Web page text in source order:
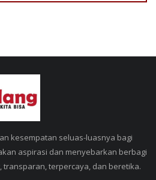
kesempatan seluas-luasnya bagi
aspirasi dan menyebarkan berbagi
transparan, terpercaya, dan beretika.